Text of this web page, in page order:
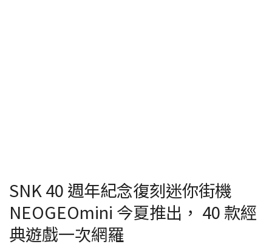
SNK 40 週年紀念復刻迷你街機
NEOGEOmini 今夏推出， 40 款經
典遊戲一次網羅